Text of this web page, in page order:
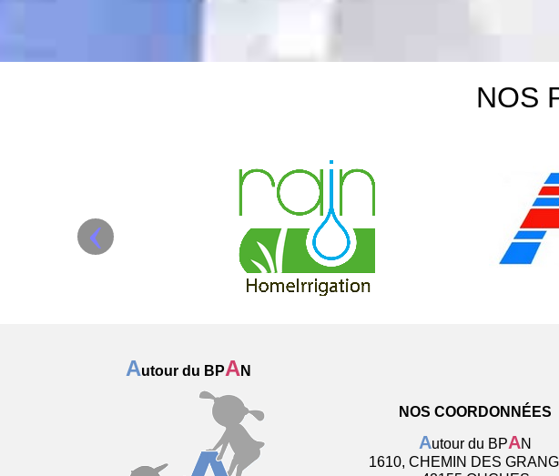
NOS
‹
Autour du BPAN
NOS COORDONNÉES
Autour du BPAN
1610, CHEMIN DES